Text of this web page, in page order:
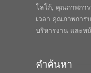
โลโก้, คุณภาพกา
เวลา คุณภาพการ
บริหารงาน และห
คำค้นหา